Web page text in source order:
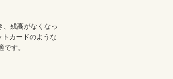
、残高がなくなっ
カードのような
す。